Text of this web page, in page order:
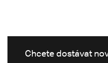
Chcete dostávat